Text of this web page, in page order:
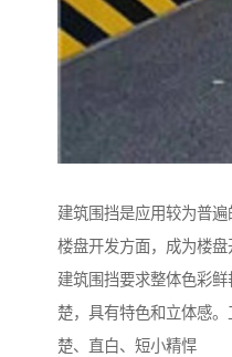
建筑围挡是应用较为普
楼盘开发方面，成为楼盘
建筑围挡要求整体色彩
楚，具有特色和立体感
楚、直白、短小精悍